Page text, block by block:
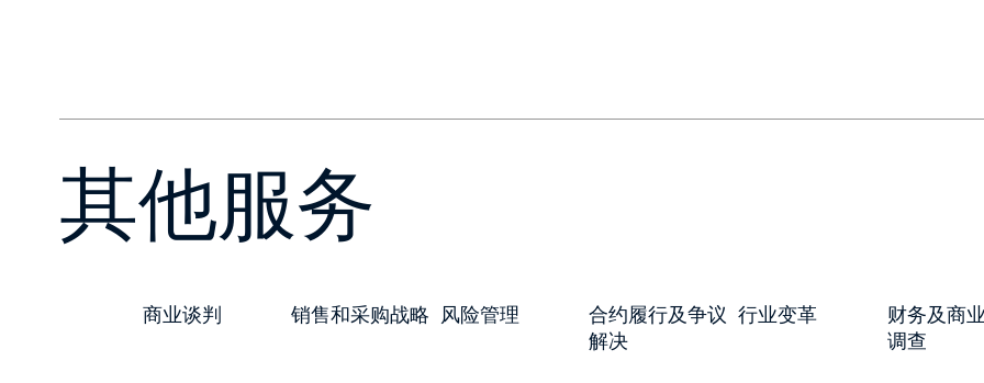
商业谈判 销售和采购战略 风险管理
合约履行及争议
解决
行业变革
财务及商
调查
其他服务